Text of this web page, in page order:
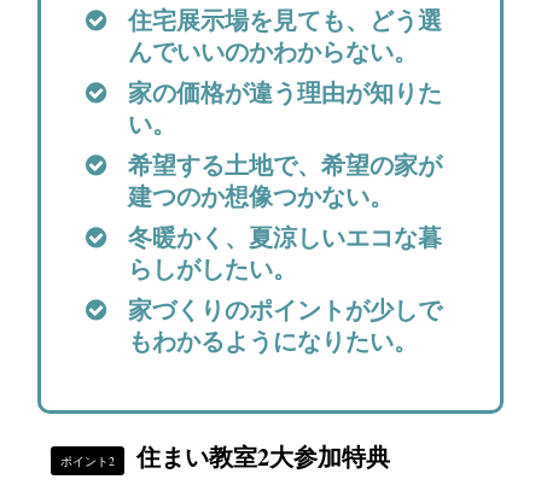
住宅展示場を見ても、どう選
んでいいのかわからない。
家の価格が違う理由が知りた
い。
希望する土地で、希望の家が
建つのか想像つかない。
冬暖かく、夏涼しいエコな暮
らしがしたい。
家づくりのポイントが少しで
もわかるようになりたい。
ポイント2 住まい教室2大参加特典